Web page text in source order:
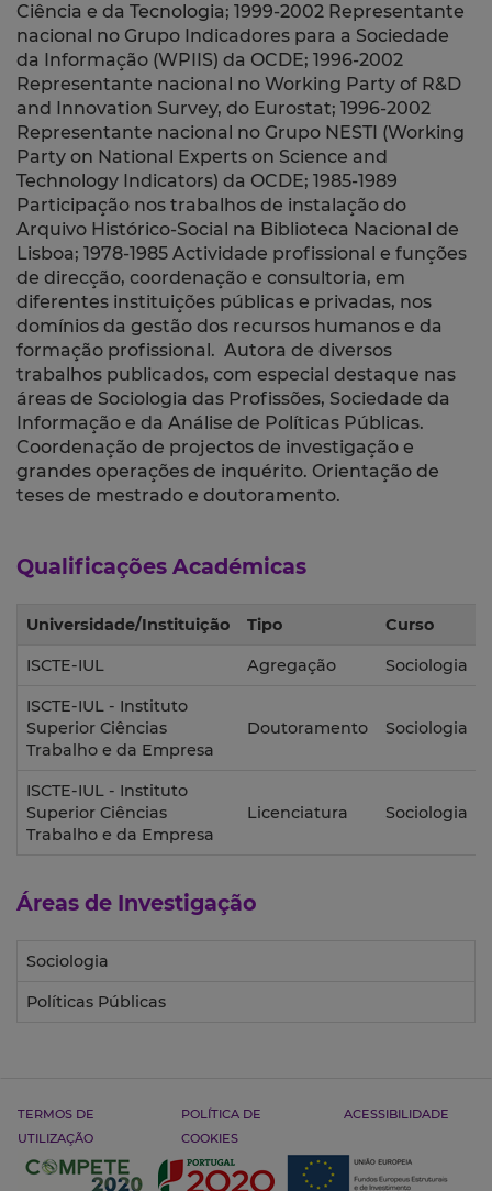
Ciência e da Tecnologia; 1999-2002 Representante
nacional no Grupo Indicadores para a Sociedade
da Informação (WPIIS) da OCDE; 1996-2002
Representante nacional no Working Party of R&D
and Innovation Survey, do Eurostat; 1996-2002
Representante nacional no Grupo NESTI (Working
Party on National Experts on Science and
Technology Indicators) da OCDE; 1985-1989
Participação nos trabalhos de instalação do
Arquivo Histórico-Social na Biblioteca Nacional de
Lisboa; 1978-1985 Actividade profissional e funções
de direcção, coordenação e consultoria, em
diferentes instituições públicas e privadas, nos
domínios da gestão dos recursos humanos e da
formação profissional. Autora de diversos
trabalhos publicados, com especial destaque nas
áreas de Sociologia das Profissões, Sociedade da
Informação e da Análise de Políticas Públicas.
Coordenação de projectos de investigação e
grandes operações de inquérito. Orientação de
teses de mestrado e doutoramento.
Qualificações Académicas
Universidade/Instituição Tipo Curso
ISCTE-IUL Agregação Sociologia
ISCTE-IUL - Instituto
Superior Ciências
Trabalho e da Empresa
Doutoramento Sociologia
ISCTE-IUL - Instituto
Superior Ciências
Trabalho e da Empresa
Licenciatura Sociologia
Áreas de Investigação
Sociologia
Políticas Públicas
TERMOS DE
UTILIZAÇÃO
POLÍTICA DE
COOKIES
ACESSIBILIDADE